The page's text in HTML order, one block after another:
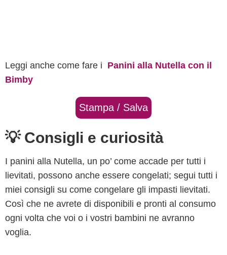
Leggi anche come fare i Panini alla Nutella con il
Bimby
Stampa / Salva
💡 Consigli e curiosità
I panini alla Nutella, un po’ come accade per tutti i
lievitati, possono anche essere congelati; segui tutti i
miei consigli su come congelare gli impasti lievitati.
Così che ne avrete di disponibili e pronti al consumo
ogni volta che voi o i vostri bambini ne avranno
voglia.